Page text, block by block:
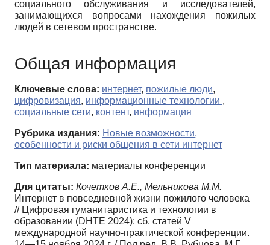
социального обслуживания и исследователей,
занимающихся вопросами нахождения пожилых
людей в сетевом пространстве.
Общая информация
Ключевые слова: интернет, пожилые люди,
цифровизация, информационные технологии ,
социальные сети, контент, информация
Рубрика издания: Новые возможности,
особенности и риски общения в сети интернет
Тип материала: материалы конференции
Для цитаты: Кочетков А.Е., Мельникова М.М.
Интернет в повседневной жизни пожилого человека
// Цифровая гуманитаристика и технологии в
образовании (DHTE 2024): сб. статей V
международной научно-практической конференции.